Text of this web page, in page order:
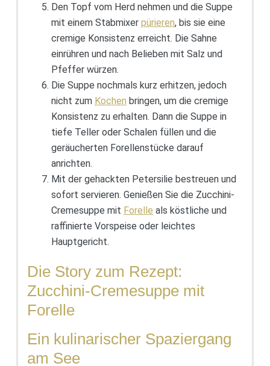
Den Topf vom Herd nehmen und die Suppe
mit einem Stabmixer pürieren, bis sie eine
cremige Konsistenz erreicht. Die Sahne
einrühren und nach Belieben mit Salz und
Pfeffer würzen.
Die Suppe nochmals kurz erhitzen, jedoch
nicht zum Kochen bringen, um die cremige
Konsistenz zu erhalten. Dann die Suppe in
tiefe Teller oder Schalen füllen und die
geräucherten Forellenstücke darauf
anrichten.
Mit der gehackten Petersilie bestreuen und
sofort servieren. Genießen Sie die Zucchini-
Cremesuppe mit Forelle als köstliche und
raffinierte Vorspeise oder leichtes
Hauptgericht.
Die Story zum Rezept:
Zucchini-Cremesuppe mit
Forelle
Ein kulinarischer Spaziergang
am See